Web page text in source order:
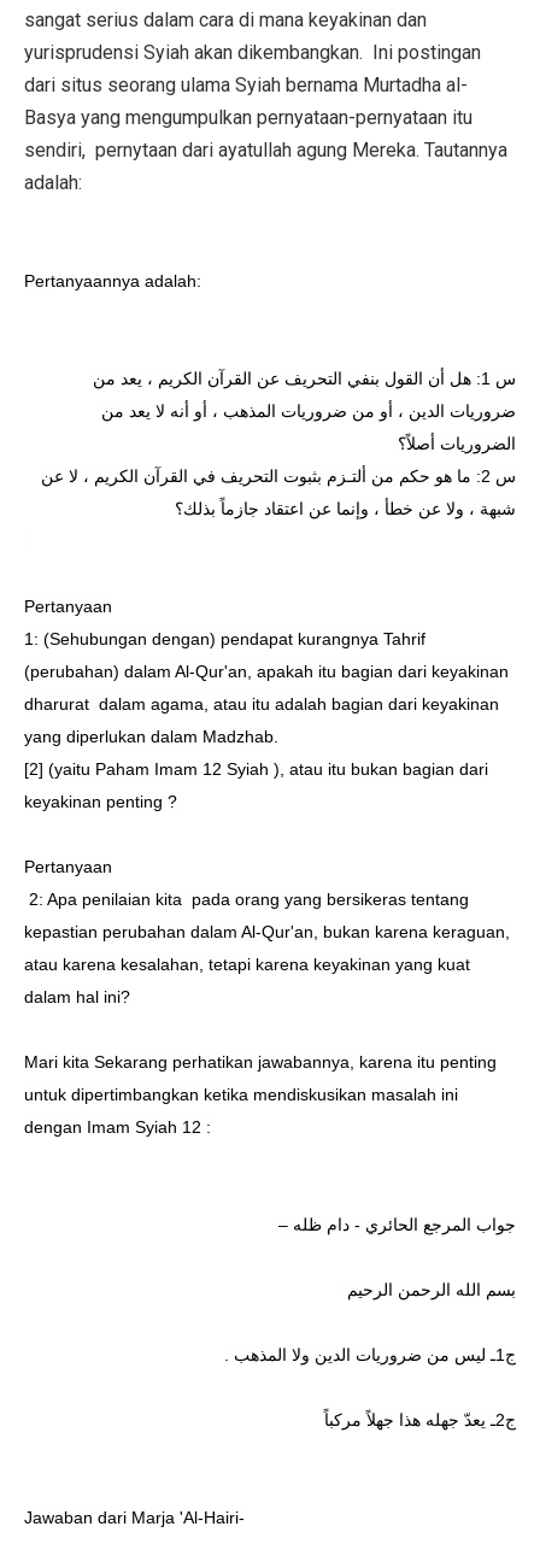
sangat serius dalam cara di mana keyakinan dan
yurisprudensi Syiah akan dikembangkan. Ini postingan
dari situs seorang ulama Syiah bernama Murtadha al-
Basya yang mengumpulkan pernyataan-pernyataan itu
sendiri, pernytaan dari ayatullah agung Mereka. Tautannya
adalah:
Pertanyaannya adalah:
س 1: هل أن القول بنفي التحريف عن القرآن الكريم ، يعد من
ضروريات الدين ، أو من ضروريات المذهب ، أو أنه لا يعد من
الضروريات أصلاً؟
س 2: ما هو حكم من ألتـزم بثبوت التحريف في القرآن الكريم ، لا عن
شبهة ، ولا عن خطأ ، وإنما عن اعتقاد جازماً بذلك؟
Pertanyaan
1: (Sehubungan dengan) pendapat kurangnya Tahrif
(perubahan) dalam Al-Qur'an, apakah itu bagian dari keyakinan
dharurat dalam agama, atau itu adalah bagian dari keyakinan
yang diperlukan dalam Madzhab.
[2] (yaitu Paham Imam 12 Syiah ), atau itu bukan bagian dari
keyakinan penting ?
Pertanyaan
2: Apa penilaian kita
pada orang yang bersikeras tentang
kepastian perubahan dalam Al-Qur'an, bukan karena keraguan,
atau karena kesalahan, tetapi karena keyakinan yang kuat
dalam hal ini?
Mari kita Sekarang perhatikan jawabannya, karena itu penting
untuk dipertimbangkan ketika mendiskusikan masalah ini
dengan Imam Syiah 12 :
جواب المرجع الحائري - دام ظله –
بسم الله الرحمن الرحيم
ج1ـ ليس من ضروريات الدين ولا المذهب
ج2ـ يعدّ جهله هذا جهلاً مركباً
Jawaban dari Marja 'Al-Hairi-